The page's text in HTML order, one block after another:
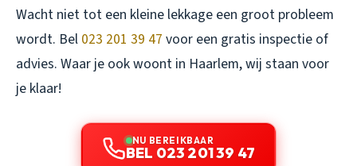
Wacht niet tot een kleine lekkage een groot probleem
wordt. Bel 023 201 39 47 voor een gratis inspectie of
advies. Waar je ook woont in Haarlem, wij staan voor
je klaar!
NU BEREIKBAAR
BEL 023 201 39 47